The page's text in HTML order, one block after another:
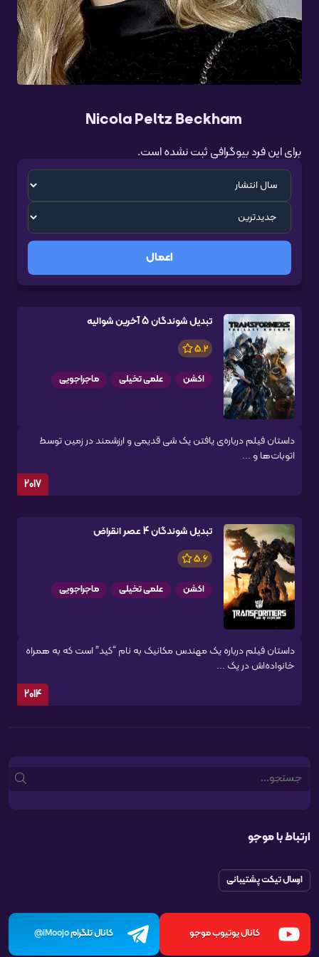
Nicola Peltz Beckham
برای این فرد بیوگرافی ثبت نشده است.
اعمال
تبدیل شوندگان 5 آخرین شوالیه
5.2
اکشن علمی تخیلی ماجراجویی
داستان فیلم درباره‌ی یافتن یک شی قدیمی و ارزشمند در زمین توسط
اتوبات‌ها و ...
2017
تبدیل شوندگان 4 عصر انقراض
5.6
اکشن علمی تخیلی ماجراجویی
داستان فیلم درباره یک مهندس مکانیک به نام “کید” است که به همراه
خانواده‌اش در یک ...
2014
Search
ارتباط با موجو
ارسال تیکت پشتیبانی
کانال یوتیوب موجو کانال تلگرامiMoojo@